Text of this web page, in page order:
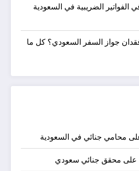
الفواتير الضريبية في السعودية
جواز السفر السعودي؟ كل ما
محامي جنائي في السعودية
على محقق جنائي سعودي